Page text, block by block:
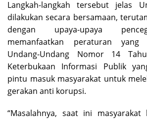
Langkah-langkah tersebut jelas
dilakukan secara bersamaan,
dengan upaya-upaya
memanfaatkan peraturan yang
Undang-Undang Nomor 14
Keterbukaan Informasi Publik
pintu masuk masyarakat untuk
gerakan anti korupsi.
“Masalahnya, saat ini